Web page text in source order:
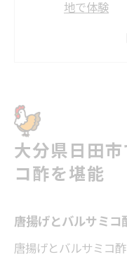
地で体験
地元食材の
伝統と新し
香るバルサミコ
覚体験
唐揚げとバ
大分県日田
コ酢を堪能
唐揚げとバルサミコ
唐揚げとバルサミコ